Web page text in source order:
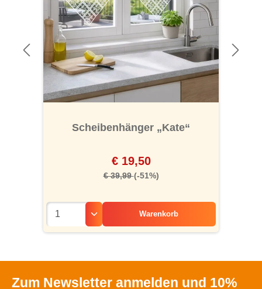
Scheibenhänger „Kate“
€ 19,50
€ 39,99(-51%)
Warenkorb
Zum Newsletter anmelden und 10%